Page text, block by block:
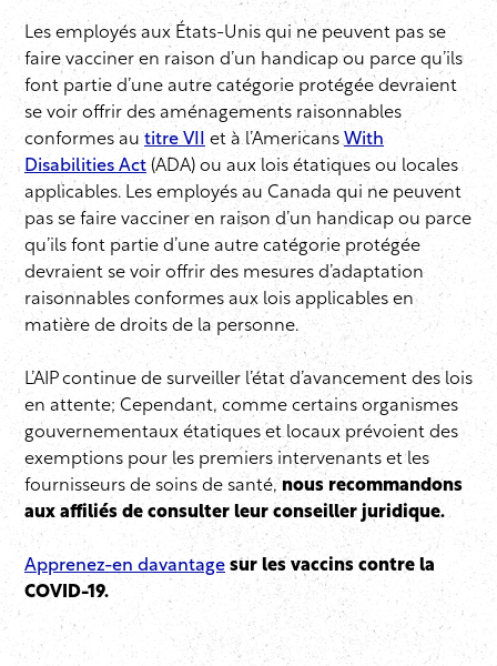
Les employés aux États-Unis qui ne peuvent pas se
faire vacciner en raison d’un handicap ou parce qu’ils
font partie d’une autre catégorie protégée devraient
se voir offrir des aménagements raisonnables
conformes au titre VII et à l’AmericansWith
Disabilities Act (ADA) ou aux lois étatiques ou locales
applicables. Les employés au Canada qui ne peuvent
pas se faire vacciner en raison d’un handicap ou parce
qu’ils font partie d’une autre catégorie protégée
devraient se voir offrir des mesures d’adaptation
raisonnables conformes aux lois applicables en
matière de droits de la personne.
L’AIP continue de surveiller l’état d’avancement des lois
en attente; Cependant, comme certains organismes
gouvernementaux étatiques et locaux prévoient des
exemptions pour les premiers intervenants et les
fournisseurs de soins de santé, nous recommandons
aux affiliés de consulter leur conseiller juridique.
Apprenez-en davantage sur les vaccins contre la
COVID-19.